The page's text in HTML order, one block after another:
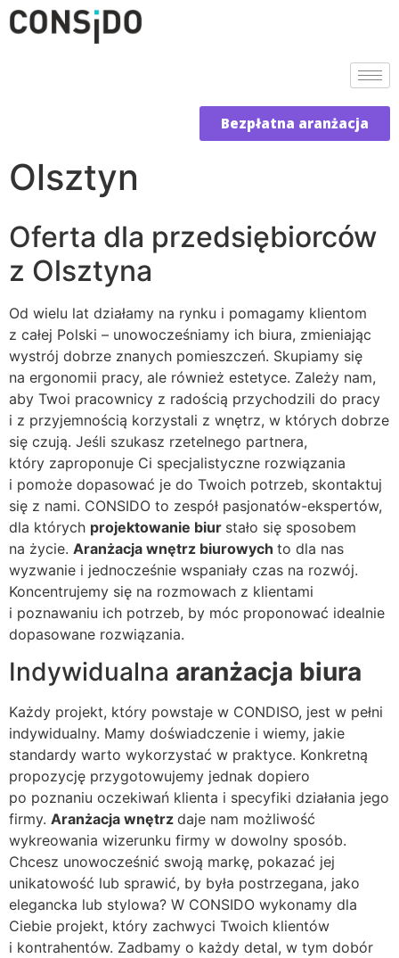
Bezpłatna aranżacja
Olsztyn
Oferta dla przedsiębiorców
z Olsztyna
Od wielu lat działamy na rynku i pomagamy klientom
z całej Polski – unowocześniamy ich biura, zmieniając
wystrój dobrze znanych pomieszczeń. Skupiamy się
na ergonomii pracy, ale również estetyce. Zależy nam,
aby Twoi pracownicy z radością przychodzili do pracy
i z przyjemnością korzystali z wnętrz, w których dobrze
się czują. Jeśli szukasz rzetelnego partnera,
który zaproponuje Ci specjalistyczne rozwiązania
i pomoże dopasować je do Twoich potrzeb, skontaktuj
się z nami. CONSIDO to zespół pasjonatów-ekspertów,
dla których projektowanie biur stało się sposobem
na życie. Aranżacja wnętrz biurowych to dla nas
wyzwanie i jednocześnie wspaniały czas na rozwój.
Koncentrujemy się na rozmowach z klientami
i poznawaniu ich potrzeb, by móc proponować idealnie
dopasowane rozwiązania.
Indywidualna aranżacja biura
Każdy projekt, który powstaje w CONDISO, jest w pełni
indywidualny. Mamy doświadczenie i wiemy, jakie
standardy warto wykorzystać w praktyce. Konkretną
propozycję przygotowujemy jednak dopiero
po poznaniu oczekiwań klienta i specyfiki działania jego
firmy. Aranżacja wnętrz daje nam możliwość
wykreowania wizerunku firmy w dowolny sposób.
Chcesz unowocześnić swoją markę, pokazać jej
unikatowość lub sprawić, by była postrzegana, jako
elegancka lub stylowa? W CONSIDO wykonamy dla
Ciebie projekt, który zachwyci Twoich klientów
i kontrahentów. Zadbamy o każdy detal, w tym dobór